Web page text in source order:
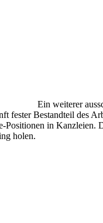
Ein weiterer
fester Bestandteil des
Positionen in
holen.